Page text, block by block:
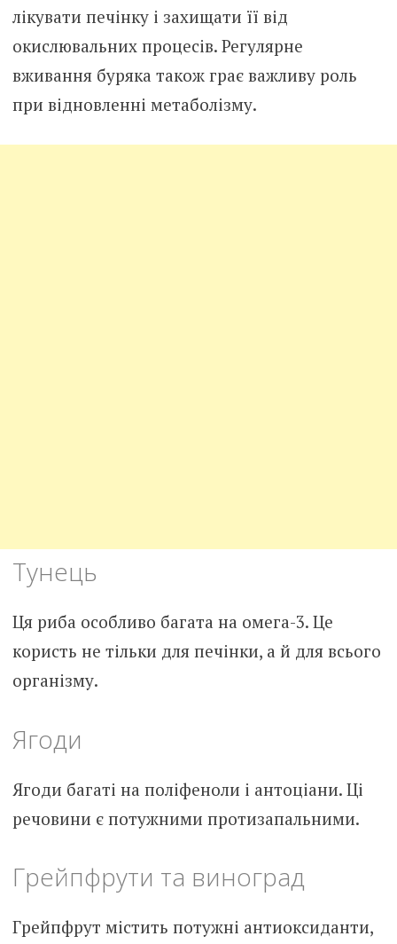
лікувати печінку і захищати її від
окислювальних процесів. Регулярне
вживання буряка також грає важливу роль
при відновленні метаболізму.
Тунець
Ця риба особливо багата на омега-3. Це
користь не тільки для печінки, а й для всього
організму.
Ягоди
Ягоди багаті на поліфеноли і антоціани. Ці
речовини є потужними протизапальними.
Грейпфрути та виноград
Грейпфрут містить потужні антиоксиданти,